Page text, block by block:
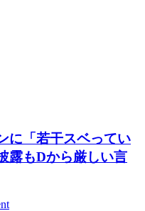
に「若干スベってい
露もDから厳しい言